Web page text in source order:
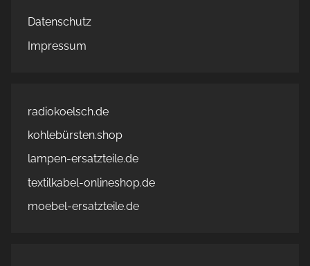
Datenschutz
Impressum
radiokoelsch.de
kohlebürsten.shop
lampen-ersatzteile.de
textilkabel-onlineshop.de
moebel-ersatzteile.de